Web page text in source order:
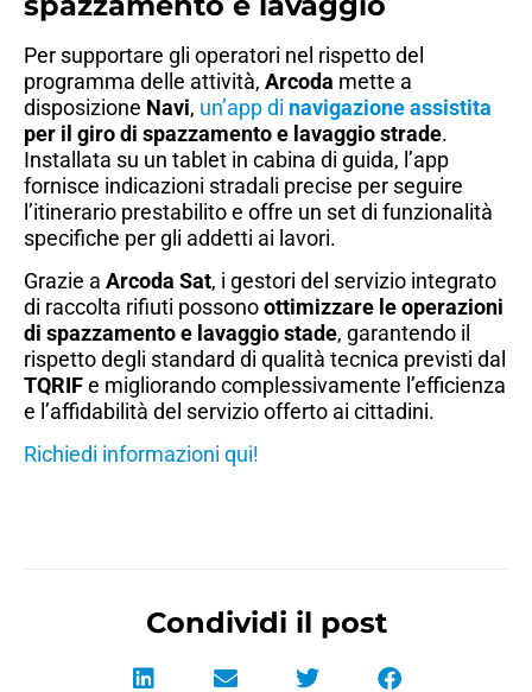
Per supportare gli operatori nel rispetto del
programma delle attività, Arcoda mette a
disposizione Navi, un’app di navigazione assistita
per il giro di spazzamento e lavaggio strade.
Installata su un tablet in cabina di guida, l’app
fornisce indicazioni stradali precise per seguire
l’itinerario prestabilito e offre un set di funzionalità
specifiche per gli addetti ai lavori.
Grazie a Arcoda Sat, i gestori del servizio integrato
di raccolta rifiuti possonoottimizzare le operazioni
di spazzamento e lavaggio stade, garantendo il
rispetto degli standard di qualità tecnica previsti dal
TQRIFe migliorando complessivamente l’efficienza
e l’affidabilità del servizio offerto ai cittadini.
Richiedi informazioni qui!
Condividi il post